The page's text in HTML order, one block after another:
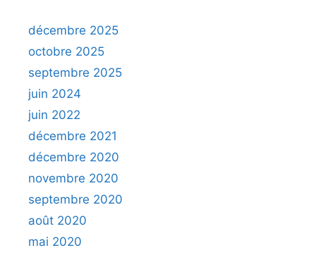
décembre 2025
octobre 2025
septembre 2025
juin 2024
juin 2022
décembre 2021
décembre 2020
novembre 2020
septembre 2020
août 2020
mai 2020